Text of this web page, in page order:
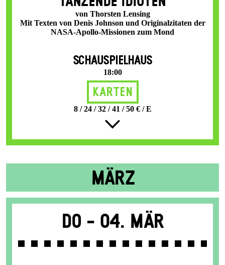
von Thorsten Lensing
Mit Texten von Denis Johnson und Originalzitaten der
NASA-Apollo-Missionen zum Mond
SCHAUSPIELHAUS
18:00
Karten
8 / 24 / 32 / 41 / 50 € / E
MÄRZ
Do - 04. Mär